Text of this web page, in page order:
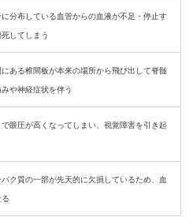
分布している血管からの血液が不足・停止す
してしまう
ある椎間板が本来の場所から飛び出して脊髄
や神経症状を伴う
眼圧が高くなってしまい、視覚障害を引き起
ク質の一部が先天的に欠損しているため、血